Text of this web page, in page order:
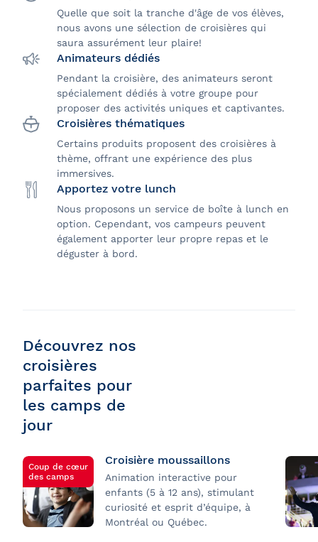
Quelle que soit la tranche d'âge de vos élèves,
nous avons une sélection de croisières qui
saura assurément leur plaire!
Animateurs dédiés
Pendant la croisière, des animateurs seront
spécialement dédiés à votre groupe pour
proposer des activités uniques et captivantes.
Croisières thématiques
Certains produits proposent des croisières à
thème, offrant une expérience des plus
immersives.
Apportez votre lunch
Nous proposons un service de boîte à lunch en
option. Cependant, vos campeurs peuvent
également apporter leur propre repas et le
déguster à bord.
Découvrez nos
croisières
parfaites pour
les camps de
jour
Coup de cœur
des camps
Croisière moussaillons
Animation interactive pour
enfants (5 à 12 ans), stimulant
curiosité et esprit d’équipe, à
Montréal ou Québec.